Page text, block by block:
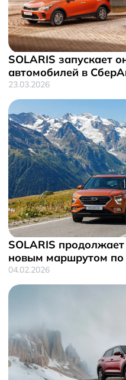
SOLARIS запускает
автомобилей в
23.03.2026
SOLARIS
новым маршрутом по
04.02.2026